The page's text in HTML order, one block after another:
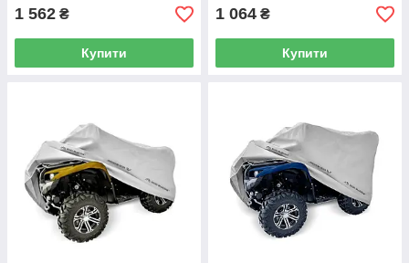
1 562 ₴
Купити
1 064 ₴
Купити